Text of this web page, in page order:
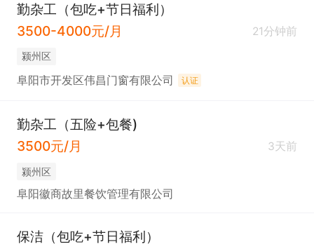
勤杂工（包吃+节日福利）
3500-4000元/月
21分钟前
颍州区
阜阳市开发区伟昌门窗有限公司 认证
勤杂工（五险+包餐)
3500元/月
3天前
颍州区
阜阳徽商故里餐饮管理有限公司
保洁（包吃+节日福利）